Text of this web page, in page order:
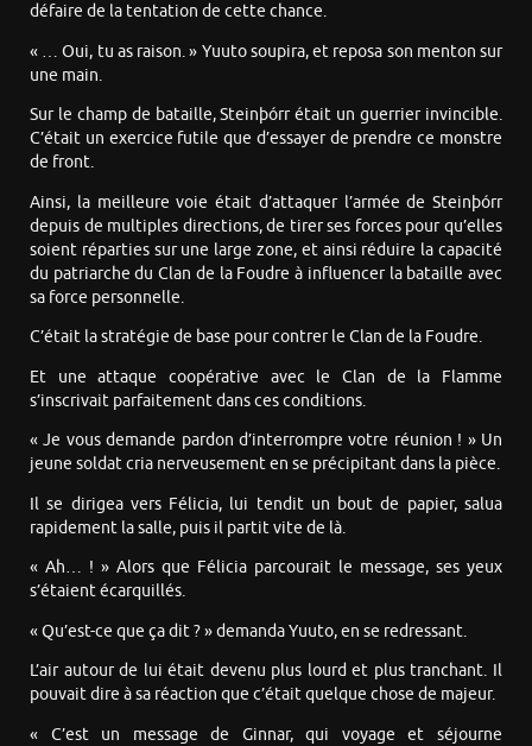
défaire de la tentation de cette chance.
« … Oui, tu as raison. » Yuuto soupira, et reposa son menton sur
une main.
Sur le champ de bataille, Steinþórr était un guerrier invincible.
C’était un exercice futile que d’essayer de prendre ce monstre
de front.
Ainsi, la meilleure voie était d’attaquer l’armée de Steinþórr
depuis de multiples directions, de tirer ses forces pour qu’elles
soient réparties sur une large zone, et ainsi réduire la capacité
du patriarche du Clan de la Foudre à influencer la bataille avec
sa force personnelle.
C’était la stratégie de base pour contrer le Clan de la Foudre.
Et une attaque coopérative avec le Clan de la Flamme
s’inscrivait parfaitement dans ces conditions.
« Je vous demande pardon d’interrompre votre réunion ! » Un
jeune soldat cria nerveusement en se précipitant dans la pièce.
Il se dirigea vers Félicia, lui tendit un bout de papier, salua
rapidement la salle, puis il partit vite de là.
« Ah… ! » Alors que Félicia parcourait le message, ses yeux
s’étaient écarquillés.
« Qu’est-ce que ça dit ? » demanda Yuuto, en se redressant.
L’air autour de lui était devenu plus lourd et plus tranchant. Il
pouvait dire à sa réaction que c’était quelque chose de majeur.
« C’est un message de Ginnar, qui voyage et séjourne